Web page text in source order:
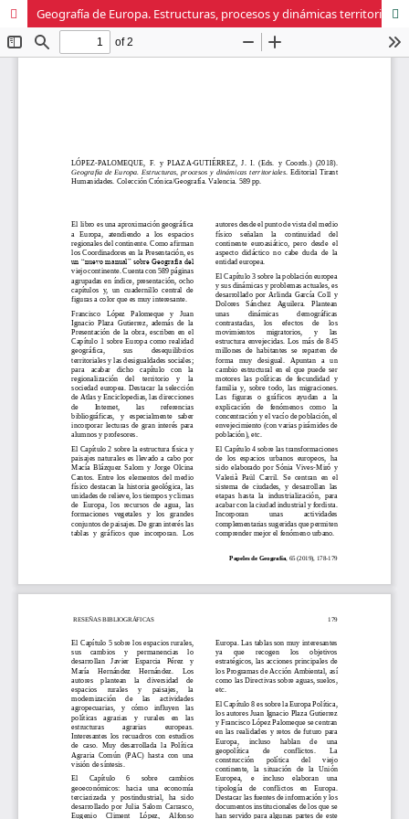
Geografía de Europa. Estructuras, procesos y dinámicas territoriales